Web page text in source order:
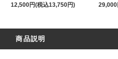
12,500円(税込13,750円)
商品説明